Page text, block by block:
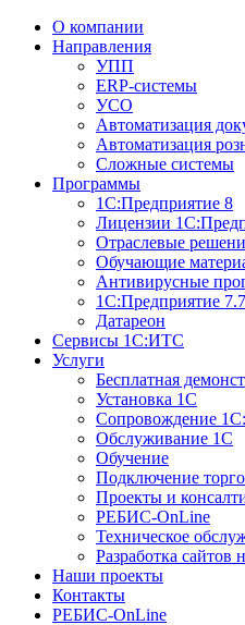
О компании
Направления
УПП
ERP-системы
УСО
Автоматизация
Автоматизация
Сложные системы
Программы
1С:Предприятие 8
Лицензии
Отраслевые
Обучающие
Антивирусные
1С:Предприятие 7.7
Датареон
Сервисы 1С:ИТС
Услуги
Бесплатная
Установка 1С
Сопровождение
Обслуживание 1С
Обучение
Подключение
Проекты и
РЕБИС-OnLine
Техническое
Разработка сайтов
Наши проекты
Контакты
РЕБИС-OnLine